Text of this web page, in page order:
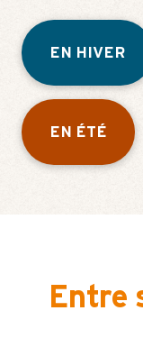
EN HIVER
EN ÉTÉ
Entre